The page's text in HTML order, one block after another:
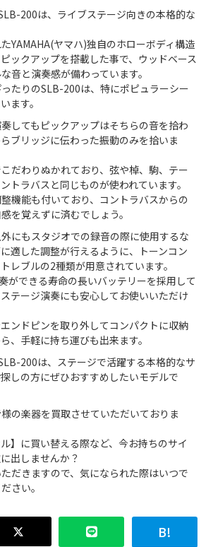
200は、ライブステージ向きの本格的な
YAMAHA(ヤマハ)独自のホローボディ構造
ックアップを搭載した事で、ウッドベース
音と演奏感が備わっています。
たりのSLB-200は、特にポピュラーシー
ます。
してもピックアップはそちらの音を拾わ
ブリッジに伝わった振動のみを拾いま
だわりぬかれており、弦や棹、駒、テー
トラバスと同じものが使われています。
機能も付いており、コントラバスからの
を覚えずに済むでしょう。
にもスタジオでの録音の際に使用するな
適した調整が行えるように、トーンコン
レブルの2種類が用意されています。
ができる寿命の長いバッテリーを採用して
テージ演奏にも安心してお使いいただけ
ンドピンを取り外してコンパクトに収納
、手軽に持ち運びも出来ます。
200は、ステージで活躍する本格的なサ
しの方にぜひおすすめしたいモデルで
の楽器を買取させていただいておりま
】に買い替える際など、今お持ちのサイ
出しませんか？
だきますので、気になられた際はいつで
さい。